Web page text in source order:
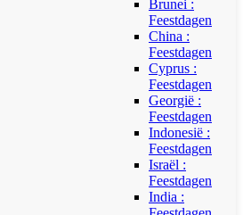
Brunei :
Feestdagen
China :
Feestdagen
Cyprus :
Feestdagen
Georgië :
Feestdagen
Indonesië :
Feestdagen
Israël :
Feestdagen
India :